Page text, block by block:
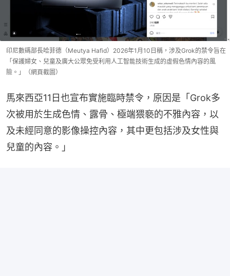
印尼數碼部長哈菲德（Meutya Hafid）2026年1月10日稱，涉及Grok的禁令旨在
「保護婦女、兒童及廣大公眾免受利用人工智能技術生成的虛假色情內容的風
險。」（網頁截圖）
馬來西亞11日也宣布實施臨時禁令，原因是「Grok多
次被用於生成色情、露骨、極端猥褻的不雅內容，以
及未經同意的影像操控內容，其中更包括涉及女性與
兒童的內容。」